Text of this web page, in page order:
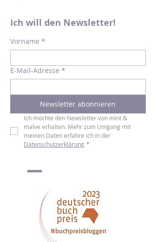
Ich will den Newsletter!
Vorname *
E-Mail-Adresse *
Newsletter abonnieren
Ich möchte den Newsletter von mint &